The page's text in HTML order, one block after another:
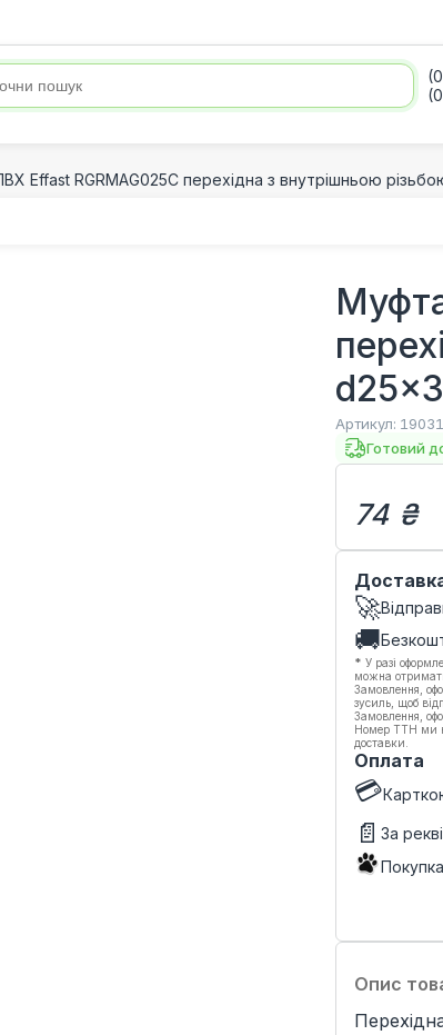
Effast RGRMAG025С перехідна з внутрішньою
Артикул: 19031
Готовий
74 ₴
🚀
🚚
* У разі
можна
Замовлення,
зусиль, щоб
Замовлення,
Номер ТТН ми
доставки.
Оплата
💳
📄 За
Опис